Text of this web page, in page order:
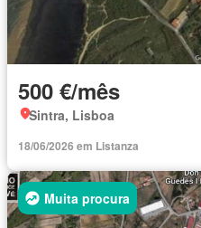
500 €/mês
Sintra, Lisboa
18/06/2026 em Listanza
Muita procura